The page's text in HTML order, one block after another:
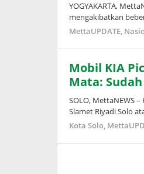
YOGYAKARTA,
mengakibatkan
MettaUPDATE,
Mobil KIA
Mata:
SOLO, MettaNEWS
Slamet Riyadi Solo
Kota Solo,